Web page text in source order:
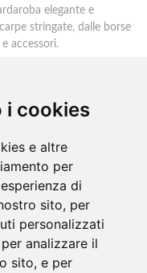
i cookies
e altre
per
di
sito, per
personalizzati
analizzare il
sito, e per
elegante e
stringate, dalle borse
accessori.
Magnani-
l'eredità della
in Italia 1950-2000,
dato forma al Made in
una settimana ricca di
nel programma
alle 16:00.